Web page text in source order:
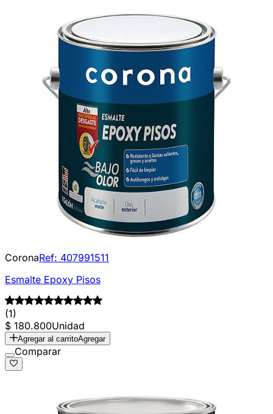
CoronaRef: 407991511
Esmalte Epoxy Pisos
(1)
$ 180.800Unidad
Agregar al carritoAgregar
Comparar